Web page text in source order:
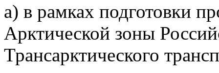
а) в рамках подготовки
Арктической зоны
Трансарктического